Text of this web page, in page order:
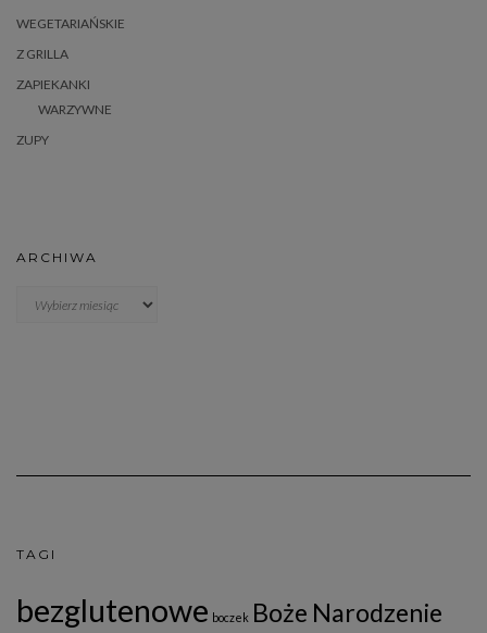
WEGETARIAŃSKIE
Z GRILLA
ZAPIEKANKI
WARZYWNE
ZUPY
ARCHIWA
TAGI
bezglutenowe boczek Boże Narodzenie